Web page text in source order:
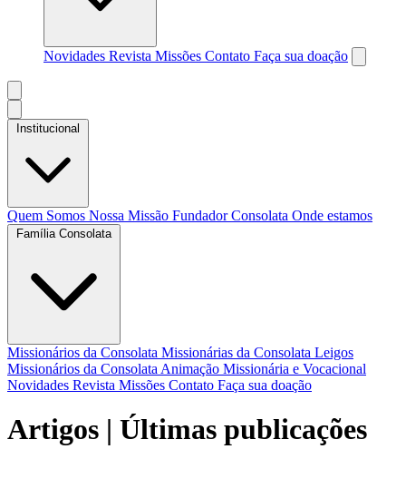
Novidades Revista Missões Contato Faça sua doação
Institucional
Quem Somos Nossa Missão FundadorConsolata Onde estamos
Família Consolata
Missionários da Consolata Missionárias da Consolata Leigos
Missionários da Consolata Animação Missionária e Vocacional
Novidades Revista Missões Contato Faça sua doação
Artigos | Últimas publicações